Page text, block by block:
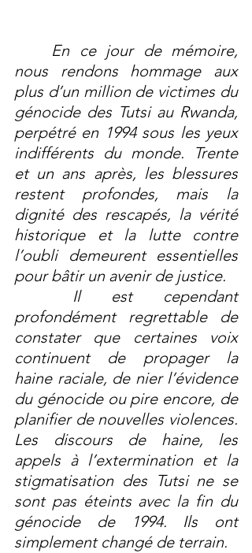
nous rendons hommage aux
plus d’un million de victimes du
génocide des Tutsi au Rwanda,
perpétré en 1994 sous les yeux
indifférents du monde. Trente
et un ans après, les blessures
restent profondes, mais la
dignité des rescapés, la vérité
historique et la lutte contre
l’oubli demeurent essentielles
pour bâtir un avenir de justice.
profondément regrettable de
constater que certaines voix
continuent de propager la
haine raciale, de nier l’évidence
du génocide ou pire encore, de
planifier de nouvelles violences.
Les discours de haine, les
appels à l’extermination et la
stigmatisation des Tutsi ne se
sont pas éteints avec la fin du
génocide de 1994. Ils ont
simplement changé de terrain.